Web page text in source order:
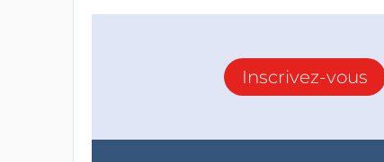
Inscrivez-vous